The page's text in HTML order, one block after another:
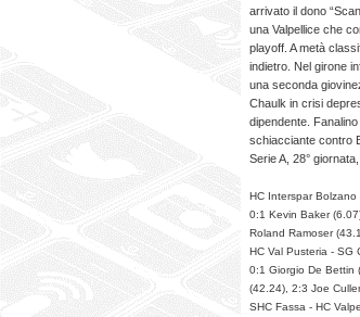
arrivato il dono
una Valpellice che
playoff. A metà
indietro. Nel girone
una seconda
Chaulk in crisi
dipendente.
schiacciante contro
Serie A, 28°
HC Interspar
0:1 Kevin Baker
Roland Ramoser
HC Val Pusteria - SG
0:1 Giorgio De Bettin
(42.24), 2:3 Joe
SHC Fassa - HC